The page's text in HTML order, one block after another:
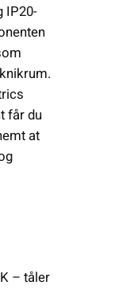
IP20-
får du
at
– tåler